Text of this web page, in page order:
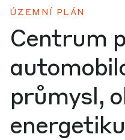
ÚZEMNÍ PLÁN
Centrum
průmysl,
energetiku